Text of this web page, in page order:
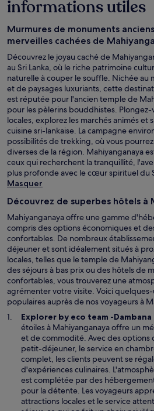
informations utiles
Murmures de monuments
merveilles cachées de
Découvrez le joyau caché de
au Sri Lanka, où le riche patrimoine
naturelle à couper le souffle. Nichée au
et de paysages luxuriants, cette
est réputée pour l'ancien temple de
pour les pèlerins bouddhistes.
locales, explorez les marchés animés et
cuisine sri-lankaise. La campagne
possibilités de trekking, où vous
diverses de la région. Mahiyanganaya
ceux qui recherchent la tranquillité,
plus profonde avec le cœur spirituel du
Masquer
Découvrez de superbes hôtels à
Mahiyanganaya offre une gamme
compris des options économiques et
confortables. De nombreux
déjeuner et sont idéalement situés à
locales, telles que le temple de
des séjours à bas prix ou des hôtels de
confortables, vous trouverez une
agrémenter votre visite. Voici
populaires auprès de nos voyageurs à
Explorer by eco team -Dambana
’
r
étoiles à Mahiyanganaya offre un
et de commodité. Avec des options
petit-déjeuner, le service en
complet, les clients peuvent se
d'expériences culinaires.
est complétée par des
pour la détente. Les voyageurs
attractions locales et le service